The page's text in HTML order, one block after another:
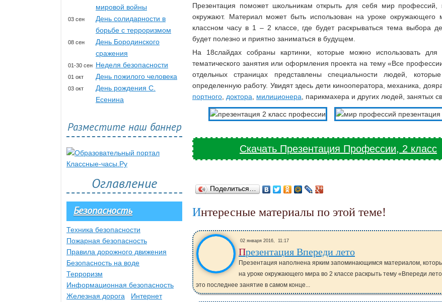
Презентация поможет школьникам открыть для себя мир профессий,
окружают. Материал может быть использован на уроке окружающего
классном часу в 1 – 2 классе, где будет раскрываться тема выбора
будет полезно и приятно заниматься в будущем.
На 18слайдах собраны картинки, которые можно использовать для
тематического занятия или оформления проекта на тему «Все
отдельных страницах представлены специальности людей,
определенную работу. Увидят здесь дети кинооператора, механика,
портного доктора милиционера , парикмахера и других людей, занятых
Скачать Презентация Профессии, 2 класс
Поделиться…
Интересные материалы по этой теме!
02 января 2016, 11:17
Презентация Впереди лето
Презентация наполнена ярким запоминающимся материалом,
на уроке окружающего мира во 2 классе раскрыть тему «Впереди
это последнее занятие в самом конце...
мировой войны
03 сен
День солидарности в
борьбе с терроризмом
08 сен
День Бородинского
сражения
01-30 сен Неделя безопасности
01 окт День пожилого человека
03 окт
День рождения С.
Есенина
Разместите наш баннер
Оглавление
Безопасность
Техника безопасности
Пожарная безопасность
Правила дорожного движения
Безопасность на воде
Терроризм
Информационная безопасность
Железная дорога
Интернет